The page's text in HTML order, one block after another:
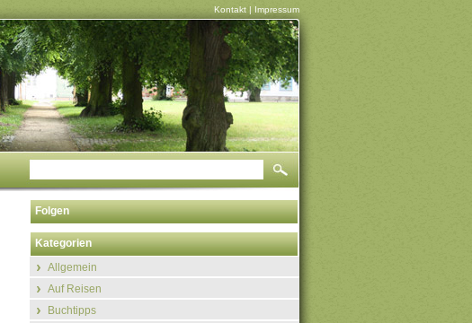
Kontakt | Impressum
Folgen
Kategorien
Allgemein
Auf Reisen
Buchtipps